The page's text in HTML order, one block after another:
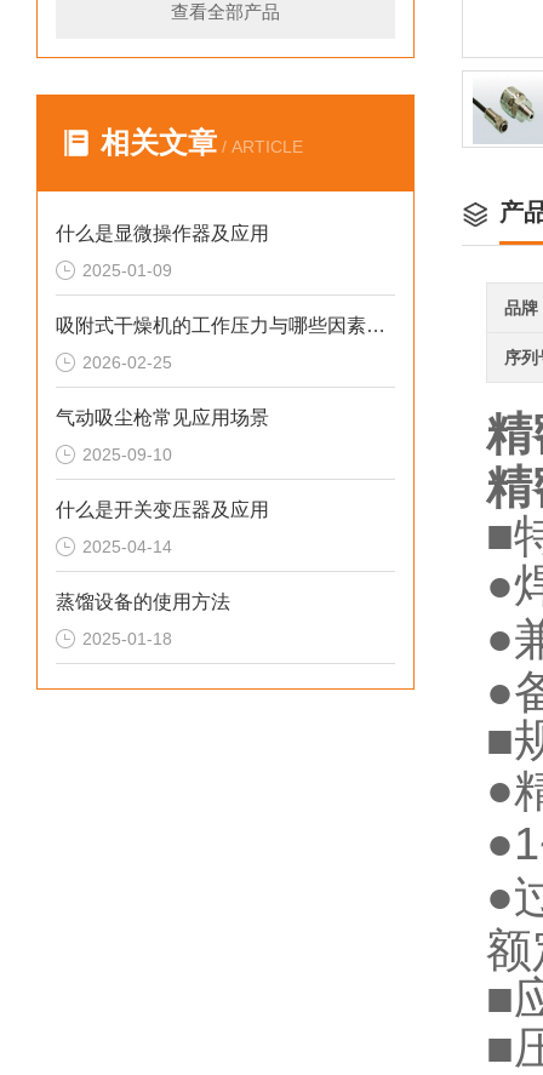
查看全部产品
相关文章 / ARTICLE
什么是显微操作器及应用
2025-01-09
吸附式干燥机的工作压力与哪些因素有关
2026-02-25
气动吸尘枪常见应用场景
2025-09-10
什么是开关变压器及应用
2025-04-14
蒸馏设备的使用方法
2025-01-18
产
品牌
序列
精
精
■
●
●
●
■
●
●
额
■
■